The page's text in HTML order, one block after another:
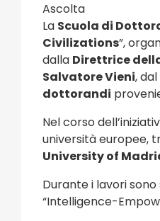
Ascolta
La Scuola di
Civilizations”,
dalla Direttrice
Salvatore Vieni,
dottorandi
Nel corso
università europee,
University of
Durante i lavori
“Intelligence-